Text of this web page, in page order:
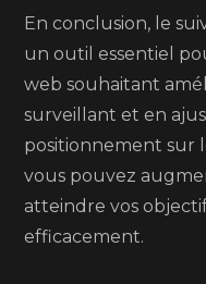
En conclusion, le
un outil essentiel
web souhaitant
surveillant et en
positionnement sur
vous pouvez
atteindre vos
efficacement.